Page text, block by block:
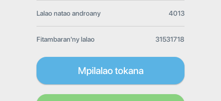
Lalao natao androany 4013
Fitambaran'ny lalao 31531718
Mpilalao tokana